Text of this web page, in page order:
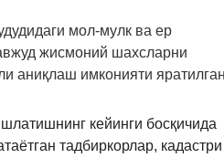
мол-мулк ва ер
жисмоний шахсларни
аниқлаш имконияти
кейинги босқичида
тадбиркорлар, кадастри